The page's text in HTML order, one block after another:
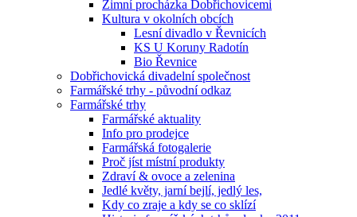
Zimní procházka Dobřichovicemi
Kultura v okolních obcích
Lesní divadlo v Řevnicích
KS U Koruny Radotín
Bio Řevnice
Dobřichovická divadelní společnost
Farmářské trhy - původní odkaz
Farmářské trhy
Farmářské aktuality
Info pro prodejce
Farmářská fotogalerie
Proč jíst místní produkty
Zdraví & ovoce a zelenina
Jedlé květy, jarní bejlí, jedlý les,
Kdy co zraje a kdy se co sklízí